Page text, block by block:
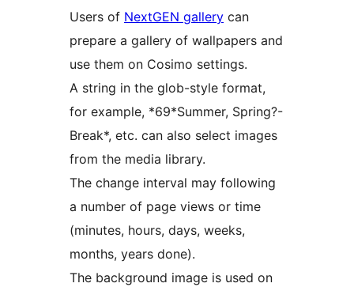
Users of NextGEN gallery can
prepare a gallery of wallpapers and
use them on Cosimo settings.
A string in the glob-style format,
for example, *69*Summer, Spring?-
Break*, etc. can also select images
from the media library.
The change interval may following
a number of page views or time
(minutes, hours, days, weeks,
months, years done).
The background image is used on